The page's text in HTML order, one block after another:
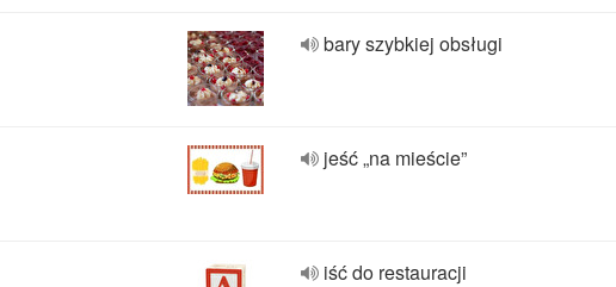
bary szybkiej obsługi
jeść „na mieście”
iść do restauracji